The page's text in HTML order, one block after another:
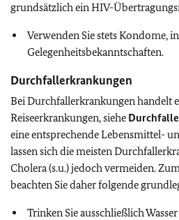
grundsätzlich ein HIV-
Verwenden Sie stets Kondome,
Gelegenheitsbekanntschaften.
Durchfallerkrankungen
Bei Durchfallerkrankungen handelt
Reiseerkrankungen, siehe
eine entsprechende Lebensmittel-
lassen sich die meisten
Cholera (s.u.) jedoch vermeiden.
beachten Sie daher folgende
Trinken Sie ausschließlich